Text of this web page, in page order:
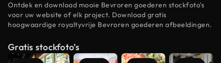
Ontdek en download mooie Bevroren goederen stockfoto's
voor uw website of elk project. Download gratis
hoogwaardige royaltyvrije Bevroren goederen afbeeldingen.
Gratis stockfoto’s